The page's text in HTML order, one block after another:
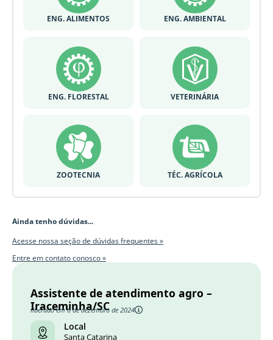
ENG. ALIMENTOS ENG. AMBIENTAL
ENG. FLORESTAL VETERINÁRIA
ZOOTECNIA TÉC. AGRÍCOLA
Ainda tenho dúvidas...
Acesse nossa seção de dúvidas frequentes »
Entre em contato conosco »
Assistente de atendimento agro –
Iraceminha/SC
liberado em 6 de dezembro de 2024
Local
Santa Catarina